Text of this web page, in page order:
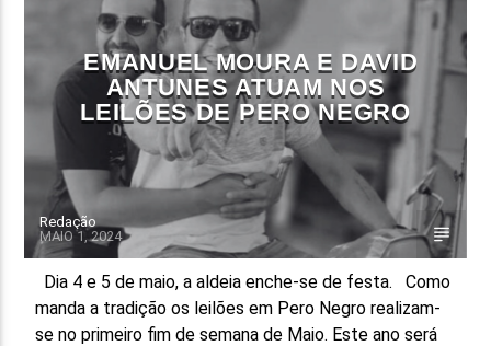
EMANUEL MOURA E DAVID
ANTUNES ATUAM NOS
LEILÕES DE PERO NEGRO
Redação
MAIO 1, 2024
Dia 4 e 5 de maio, a aldeia enche-se de festa. Como
manda a tradição os leilões em Pero Negro realizam-
se no primeiro fim de semana de Maio. Este ano será